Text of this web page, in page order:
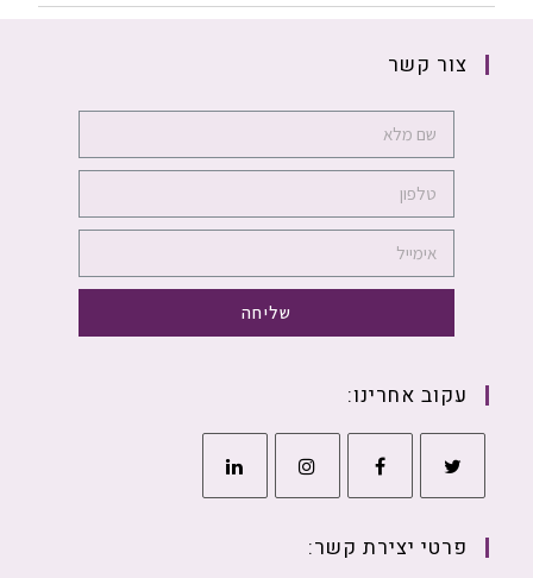
צור קשר
שליחה
עקוב אחרינו:
פרטי יצירת קשר: